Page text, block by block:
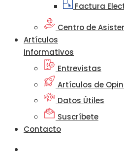
Factura
Centro de
Artículos
Informativos
Entrevistas
Artículos de
Datos Útiles
Suscríbete
Contacto